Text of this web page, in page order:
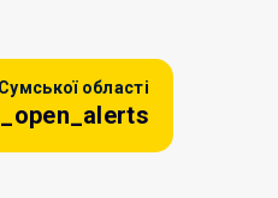
Сумської області